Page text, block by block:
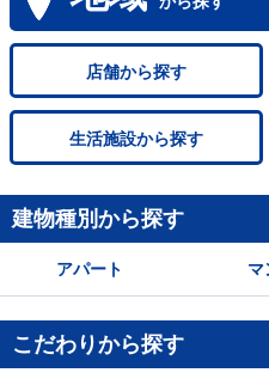
店舗から探す
生活施設から探す
建物種別から探す
アパート マ
こだわりから探す